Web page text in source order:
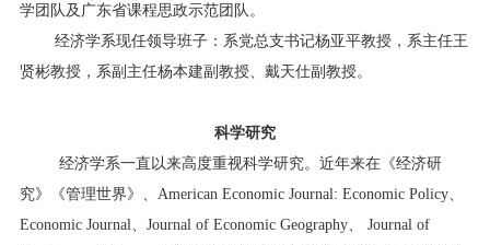
学团队 及广东省课程思政示范团队 。
经济学系现任领导班子：系党总支书记杨亚平教授，系主任王
贤彬教授，系副主任杨本建副教授、戴天仕副教授。
科学研究
经济学系一直以来高度重视科学研究。近年来在《经济研
究》《管理世界》、 American Economic Journal: Economic Policy、
Economic Journal、 Journal of Economic Geography、
Journal of